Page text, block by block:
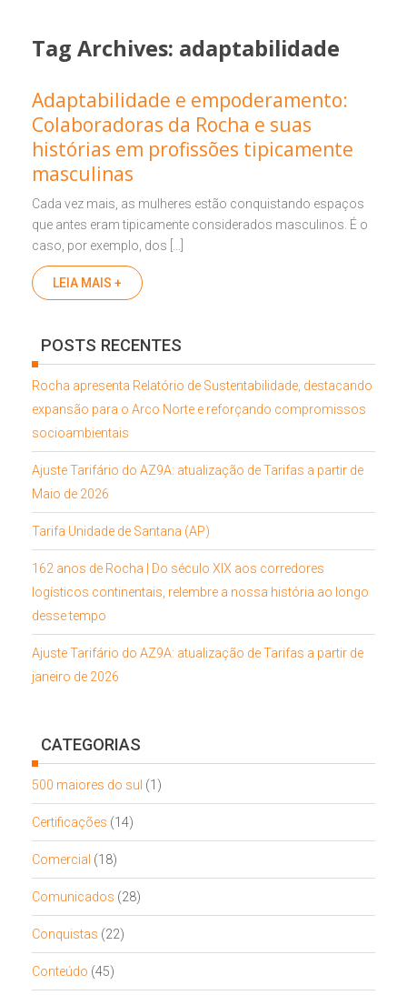
Tag Archives: adaptabilidade
Adaptabilidade e empoderamento:
Colaboradoras da Rocha e suas
histórias em profissões tipicamente
masculinas
Cada vez mais, as mulheres estão conquistando espaços
que antes eram tipicamente considerados masculinos. É o
caso, por exemplo, dos […]
LEIA MAIS +
POSTS RECENTES
Rocha apresenta Relatório de Sustentabilidade, destacando
expansão para o Arco Norte e reforçando compromissos
socioambientais
Ajuste Tarifário do AZ9A: atualização de Tarifas a partir de
Maio de 2026
Tarifa Unidade de Santana (AP)
162 anos de Rocha | Do século XIX aos corredores
logísticos continentais, relembre a nossa história ao longo
desse tempo
Ajuste Tarifário do AZ9A: atualização de Tarifas a partir de
janeiro de 2026
CATEGORIAS
500 maiores do sul (1)
Certificações (14)
Comercial (18)
Comunicados (28)
Conquistas (22)
Conteúdo (45)